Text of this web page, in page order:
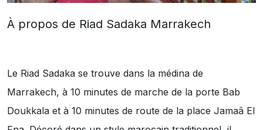
À propos de Riad Sadaka Marrakech
Le Riad Sadaka se trouve dans la médina de
Marrakech, à 10 minutes de marche de la porte Bab
Doukkala et à 10 minutes de route de la place Jamaâ El